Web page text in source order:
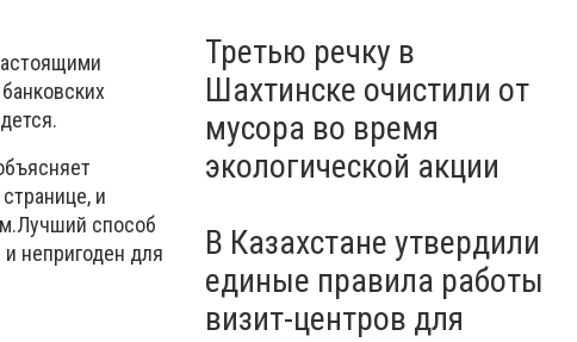
и
способ
непригоден для
Третью речку в
Шахтинске очистили от
мусора во время
экологической акции
В Казахстане утвердили
единые правила работы
визит-центров для